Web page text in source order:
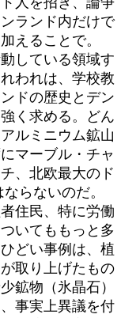
ランド内だけで
えることで。
している領域す
われは、学校教
ドの歴史とデン
く求める。どん
ルミニウム鉱山
マーブル・チャ
、北欧最大のド
らないのだ。
住民、特に労働
いてももっと多
どい事例は、植
取り上げたもの
鉱物（氷晶石）
事実上異議を付